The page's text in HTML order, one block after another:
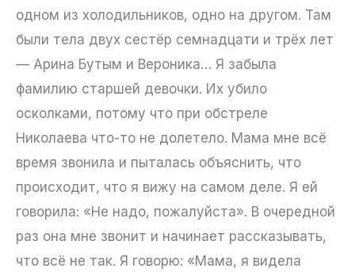
одном из холодильников, одно на другом. Там
были тела двух сестёр семнадцати и трёх лет
— Арина Бутым и Вероника… Я забыла
фамилию старшей девочки. Их убило
осколками, потому что при обстреле
Николаева что-то не долетело. Мама мне всё
время звонила и пыталась объяснить, что
происходит, что я вижу на самом деле. Я ей
говорила: «Не надо, пожалуйста». В очередной
раз она мне звонит и начинает рассказывать,
что всё не так. Я говорю: «Мама, я видела